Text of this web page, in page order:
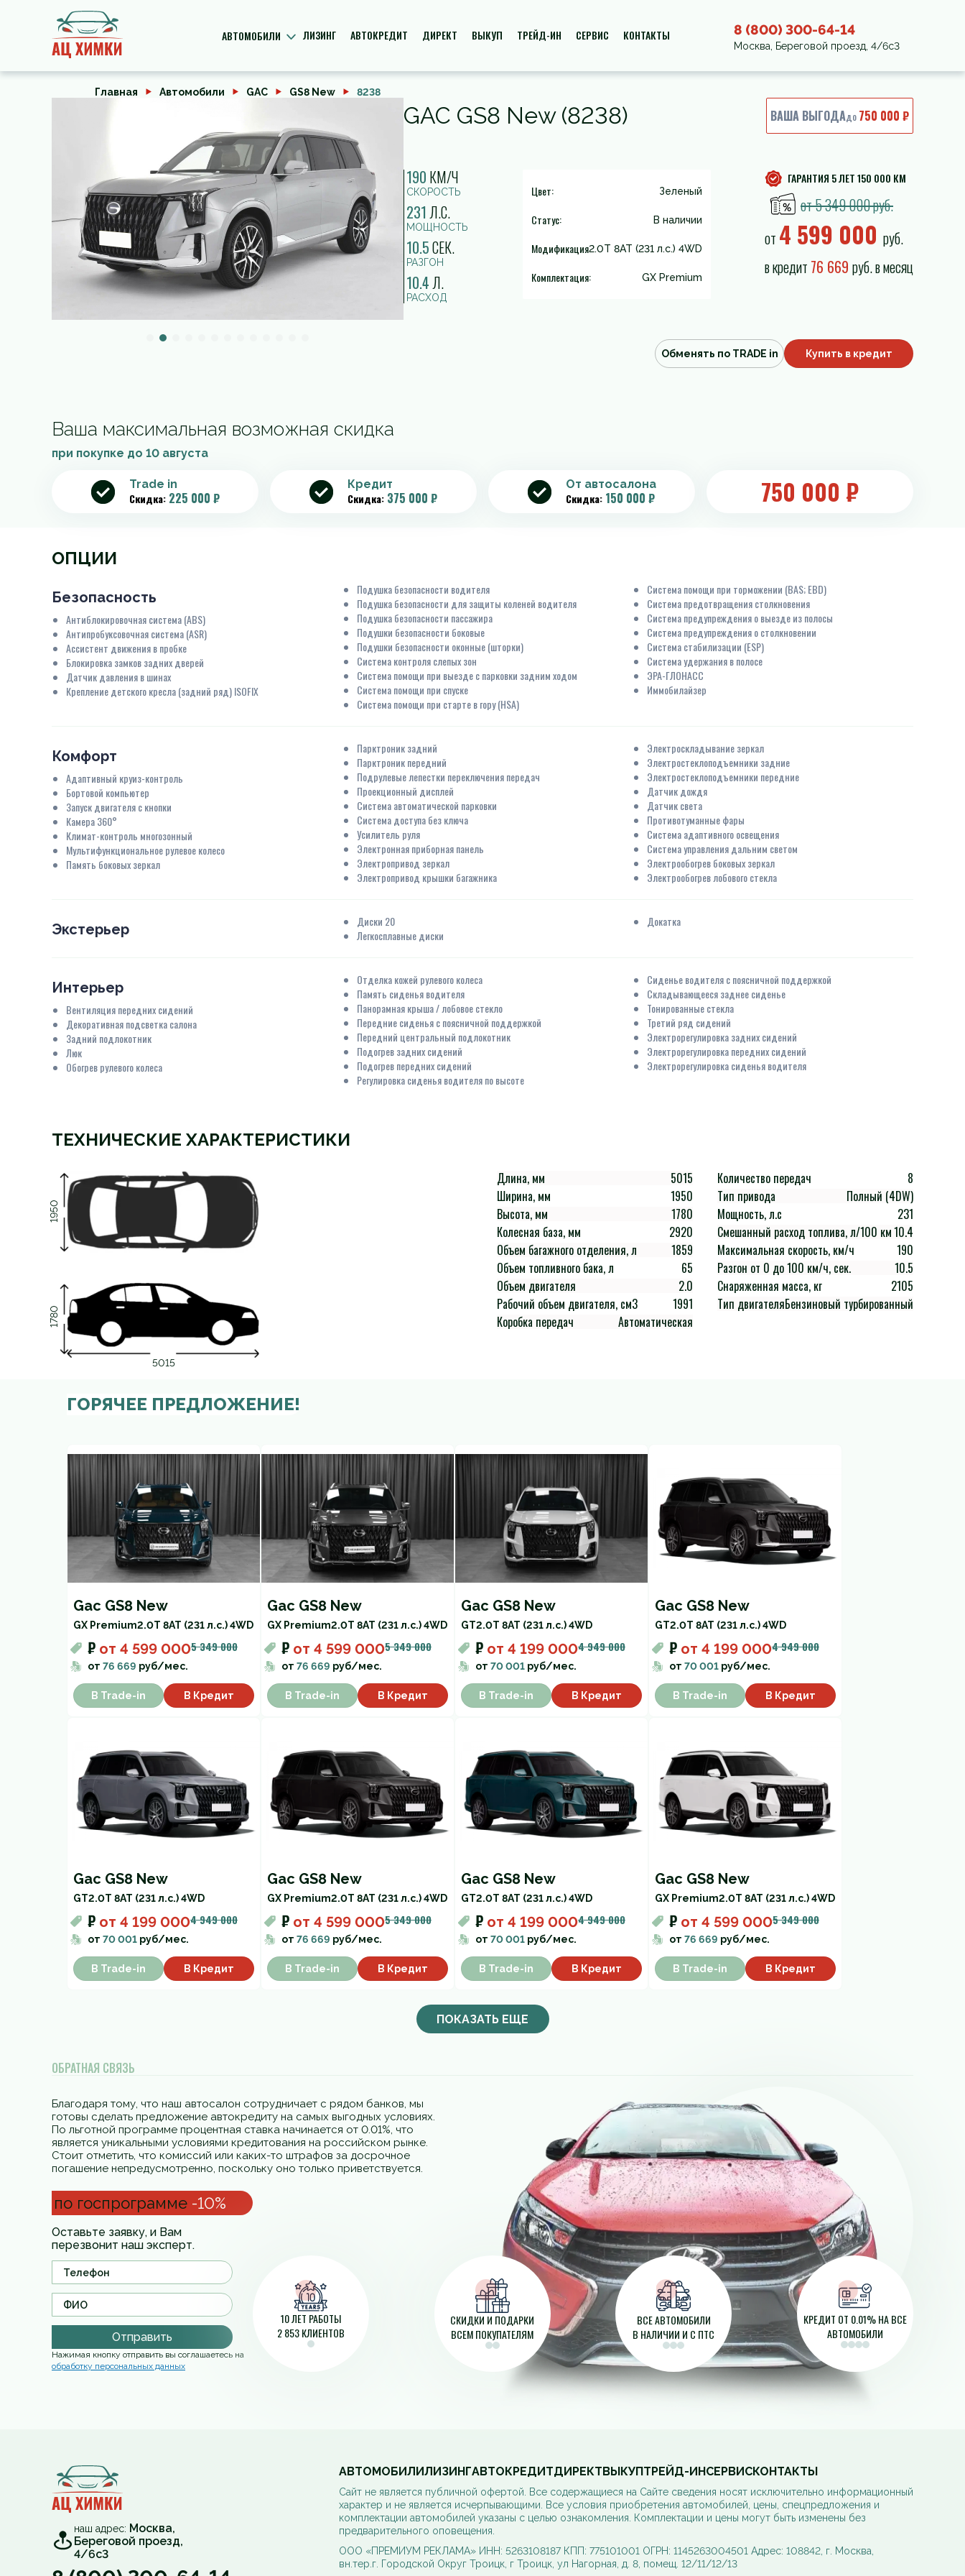
АВТОМОБИЛИ ЛИЗИНГ АВТОКРЕДИТ ДИРЕКТ ВЫКУП ТРЕЙД-ИН СЕРВИС КОНТАКТЫ 8 (800) 300-64-14
Москва, Береговой проезд, 4/6с3
Главная Автомобили GAC GS8 New 8238
GAC GS8 New (8238) ВАША ВЫГОДАдо750 000 ₽
190 КМ/Ч
СКОРОСТЬ
231Л.С.
МОЩНОСТЬ
10.5СЕК.
РАЗГОН
10.4Л.
РАСХОД
Цвет: Зеленый
Статус: В наличии
Модификация2.0T 8AT (231 л.с.) 4WD
Комплектация: GX Premium
ГАРАНТИЯ 5 ЛЕТ 150 000 КМ
от 5 349 000 руб.
от 4 599 000 руб.
в кредит 76 669 руб. в месяц
Обменять по TRADE in Купить в кредит
Ваша максимальная возможная скидка
при покупке до 10 августа
Trade in
Скидка: 225 000 ₽
Кредит
Скидка: 375 000 ₽
От автосалона
Скидка: 150 000 ₽ 750 000 ₽
ОПЦИИ
Безопасность
Антиблокировочная система (ABS)
Антипробуксовочная система (ASR)
Ассистент движения в пробке
Блокировка замков задних дверей
Датчик давления в шинах
Крепление детского кресла (задний ряд) ISOFIX
Подушка безопасности водителя
Подушка безопасности для защиты коленей водителя
Подушка безопасности пассажира
Подушки безопасности боковые
Подушки безопасности оконные (шторки)
Система контроля слепых зон
Система помощи при выезде с парковки задним ходом
Система помощи при спуске
Система помощи при старте в гору (HSA)
Система помощи при торможении (BAS; EBD)
Система предотвращения столкновения
Система предупреждения о выезде из полосы
Система предупреждения о столкновении
Система стабилизации (ESP)
Система удержания в полосе
ЭРА-ГЛОНАСС
Иммобилайзер
Комфорт
Адаптивный круиз-контроль
Бортовой компьютер
Запуск двигателя с кнопки
Камера 360°
Климат-контроль многозонный
Мультифункциональное рулевое колесо
Память боковых зеркал
Парктроник задний
Парктроник передний
Подрулевые лепестки переключения передач
Проекционный дисплей
Система автоматической парковки
Система доступа без ключа
Усилитель руля
Электронная приборная панель
Электропривод зеркал
Электропривод крышки багажника
Электроскладывание зеркал
Электростеклоподъемники задние
Электростеклоподъемники передние
Датчик дождя
Датчик света
Противотуманные фары
Система адаптивного освещения
Система управления дальним светом
Электрообогрев боковых зеркал
Электрообогрев лобового стекла
Экстерьер
Диски 20
Легкосплавные диски
Докатка
Интерьер
Вентиляция передних сидений
Декоративная подсветка салона
Задний подлокотник
Люк
Обогрев рулевого колеса
Отделка кожей рулевого колеса
Память сиденья водителя
Панорамная крыша / лобовое стекло
Передние сиденья с поясничной поддержкой
Передний центральный подлокотник
Подогрев задних сидений
Подогрев передних сидений
Регулировка сиденья водителя по высоте
Сиденье водителя с поясничной поддержкой
Складывающееся заднее сиденье
Тонированные стекла
Третий ряд сидений
Электрорегулировка задних сидений
Электрорегулировка передних сидений
Электрорегулировка сиденья водителя
ТЕХНИЧЕСКИЕ ХАРАКТЕРИСТИКИ
5015
1950
1780
Длина, мм
5015
Ширина, мм
1950
Высота, мм
1780
Колесная база, мм
2920
Объем багажного отделения, л
1859
Объем топливного бака, л
65
Объем двигателя
2.0
Рабочий объем двигателя, см3
1991
Коробка передач
Автоматическая
Количество передач
8
Тип привода
Полный (4DW)
Мощность, л.с
231
Смешанный расход топлива, л/100 км10.4
Максимальная скорость, км/ч
190
Разгон от 0 до 100 км/ч, сек.
10.5
Снаряженная масса, кг
2105
Тип двигателяБензиновый турбированный
ГОРЯЧЕЕ ПРЕДЛОЖЕНИЕ!
Gac GS8 New
GX Premium2.0T 8AT (231 л.с.) 4WD
₽ от 4 599 0005 349 000
от 76 669 руб/мес.
В Trade-in В Кредит
Gac GS8 New
GX Premium2.0T 8AT (231 л.с.) 4WD
₽ от 4 599 0005 349 000
от 76 669 руб/мес.
В Trade-in В Кредит
Gac GS8 New
GT2.0T 8AT (231 л.с.) 4WD
₽ от 4 199 0004 949 000
от 70 001 руб/мес.
В Trade-in В Кредит
Gac GS8 New
GT2.0T 8AT (231 л.с.) 4WD
₽ от 4 199 0004 949 000
от 70 001 руб/мес.
В Trade-in В Кредит
Gac GS8 New
GT2.0T 8AT (231 л.с.) 4WD
₽ от 4 199 0004 949 000
от 70 001 руб/мес.
В Trade-in В Кредит
Gac GS8 New
GX Premium2.0T 8AT (231 л.с.) 4WD
₽ от 4 599 0005 349 000
от 76 669 руб/мес.
В Trade-in В Кредит
Gac GS8 New
GT2.0T 8AT (231 л.с.) 4WD
₽ от 4 199 0004 949 000
от 70 001 руб/мес.
В Trade-in В Кредит
Gac GS8 New
GX Premium2.0T 8AT (231 л.с.) 4WD
₽ от 4 599 0005 349 000
от 76 669 руб/мес.
В Trade-in В Кредит
ПОКАЗАТЬ ЕЩЕ
ОБРАТНАЯ СВЯЗЬ
Благодаря тому, что наш автосалон сотрудничает с рядом банков, мы
готовы сделать предложение автокредиту на самых выгодных условиях.
По льготной программе процентная ставка начинается от 0.01%, что
является уникальными условиями кредитования на российском рынке.
Стоит отметить, что комиссий или каких-то штрафов за досрочное
погашение непредусмотренно, поскольку оно только приветствуется.
по госпрограмме -10%
Оставьте заявку, и Вам
перезвонит наш эксперт.
Отправить
Нажимая кнопку отправить вы соглашаетесь на
обработку персональных данных
10 ЛЕТ РАБОТЫ
2 853 КЛИЕНТОВ
СКИДКИ И ПОДАРКИ
ВСЕМ ПОКУПАТЕЛЯМ
ВСЕ АВТОМОБИЛИ
В НАЛИЧИИ И С ПТС
КРЕДИТ ОТ 0.01% НА ВСЕ
АВТОМОБИЛИ
наш адрес: Москва,
Береговой проезд,
4/6с3
АВТОМОБИЛИЛИЗИНГАВТОКРЕДИТДИРЕКТВЫКУПТРЕЙД-ИНСЕРВИСКОНТАКТЫ
Cайт не является публичной офертой. Все содержащиеся на Сайте сведения носят исключительно информационный
характер и не является исчерпывающими. Все условия приобретения автомобилей, цены, спецпредложения и
комплектации автомобилей указаны с целью ознакомления. Комплектации и цены могут быть изменены без
предварительного оповещения.
ООО «ПРЕМИУМ РЕКЛАМА» ИНН: 5263108187 КПП: 775101001 ОГРН: 1145263004501 Адрес: 108842, г. Москва,
вн.тер.г. Городской Округ Троицк, г Троицк, ул Нагорная, д. 8, помещ. 12/11/12/13